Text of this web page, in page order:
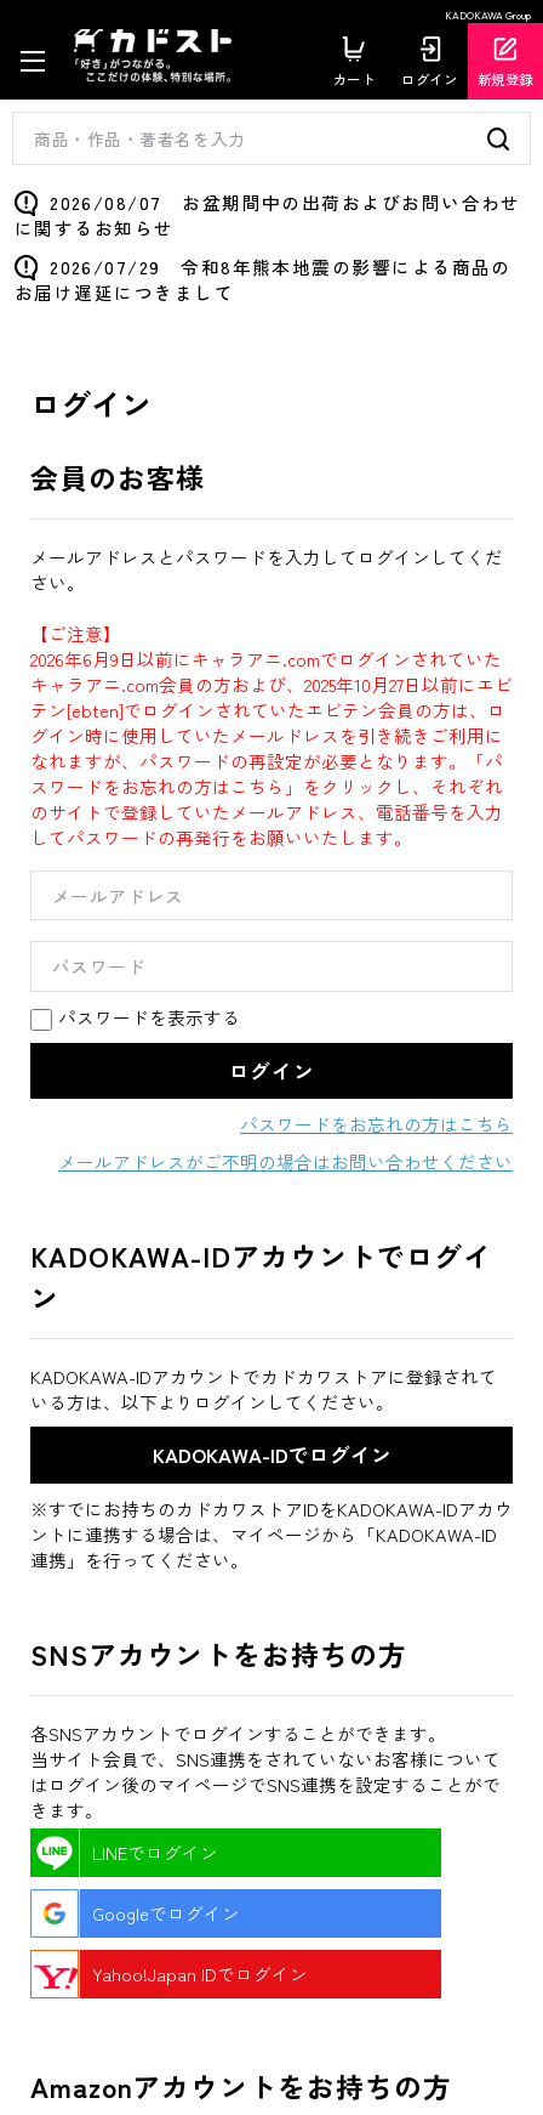
KADOKAWA Group
カート ログイン 新規登録
2026/08/07 お盆期間中の出荷およびお問い合わせ
に関するお知らせ
2026/07/29 令和8年熊本地震の影響による商品の
お届け遅延につきまして
ログイン
会員のお客様
メールアドレスとパスワードを入力してログインしてくだ
さい。
【ご注意】
2026年6月9日以前にキャラアニ.comでログインされていた
キャラアニ.com会員の方および、2025年10月27日以前にエビ
テン[ebten]でログインされていたエビテン会員の方は、ロ
グイン時に使用していたメールドレスを引き続きご利用に
なれますが、パスワードの再設定が必要となります。「パ
スワードをお忘れの方はこちら」をクリックし、それぞれ
のサイトで登録していたメールアドレス、電話番号を入力
してパスワードの再発行をお願いいたします。
パスワードを表示する
パスワードをお忘れの方はこちら
メールアドレスがご不明の場合はお問い合わせください
KADOKAWA-IDアカウントでログイ
ン
KADOKAWA-IDアカウントでカドカワストアに登録されて
いる方は、以下よりログインしてください。
※すでにお持ちのカドカワストアIDをKADOKAWA-IDアカウ
ントに連携する場合は、マイページから「KADOKAWA-ID
連携」を行ってください。
SNSアカウントをお持ちの方
各SNSアカウントでログインすることができます。
当サイト会員で、SNS連携をされていないお客様について
はログイン後のマイページでSNS連携を設定することがで
きます。
LINEでログイン
Googleでログイン
Yahoo!Japan IDでログイン
Amazonアカウントをお持ちの方